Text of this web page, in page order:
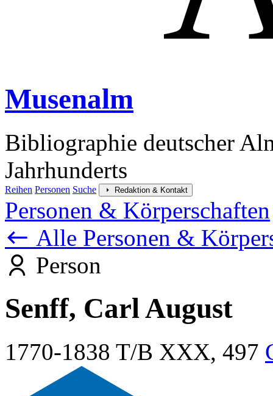
Musenalm
Bibliographie deutscher
Jahrhunderts
Reihen Personen Suche Redaktion & Kontakt
Personen & Körperschaften
Alle Personen &
Person
Senff, Carl August
1770-1838 T/B XXX, 497